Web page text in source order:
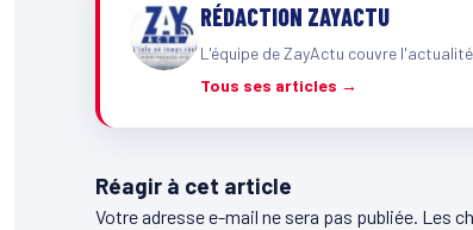
RÉDACTION ZAYACTU
L'équipe de ZayActu couvre
Tous ses articles →
Réagir à cet article
Votre adresse e-mail ne sera pas publiée. Les